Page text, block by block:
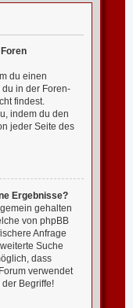
du einen
in der Foren-
findest.
indem du den
jeder Seite des
Ergebnisse?
gehalten
von phpBB
Anfrage
Suche
dass
verwendet
Begriffe!